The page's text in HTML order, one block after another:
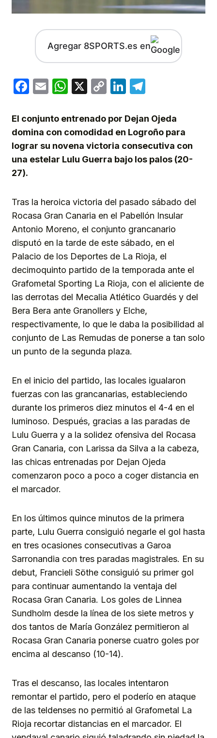
Agregar 8SPORTS.es en
Facebook
EmailWhatsApp
X
CopyLinkedIn
El conjunto entrenado por Dejan Ojeda
domina con comodidad en Logroño para
lograr su novena victoria consecutiva con
una estelar Lulu Guerra bajo los palos (20-
27).
Tras la heroica victoria del pasado sábado del
Rocasa Gran Canaria en el Pabellón Insular
Antonio Moreno, el conjunto grancanario
disputó en la tarde de este sábado, en el
Palacio de los Deportes de La Rioja, el
decimoquinto partido de la temporada ante el
Grafometal Sporting La Rioja, con el aliciente de
las derrotas del Mecalia Atlético Guardés y del
Bera Bera ante Granollers y Elche,
respectivamente, lo que le daba la posibilidad al
conjunto de Las Remudas de ponerse a tan solo
un punto de la segunda plaza.
En el inicio del partido, las locales igualaron
fuerzas con las grancanarias, estableciendo
durante los primeros diez minutos el 4-4 en el
luminoso. Después, gracias a las paradas de
Lulu Guerra y a la solidez ofensiva del Rocasa
Gran Canaria, con Larissa da Silva a la cabeza,
las chicas entrenadas por Dejan Ojeda
comenzaron poco a poco a coger distancia en
el marcador.
En los últimos quince minutos de la primera
parte, Lulu Guerra consiguió negarle el gol hasta
en tres ocasiones consecutivas a Garoa
Sarronandia con tres paradas magistrales. En su
debut, Francieli Söthe consiguió su primer gol
para continuar aumentando la ventaja del
Rocasa Gran Canaria. Los goles de Linnea
Sundholm desde la línea de los siete metros y
dos tantos de María González permitieron al
Rocasa Gran Canaria ponerse cuatro goles por
encima al descanso (10-14).
Tras el descanso, las locales intentaron
remontar el partido, pero el poderío en ataque
de las teldenses no permitió al Grafometal La
Rioja recortar distancias en el marcador. El